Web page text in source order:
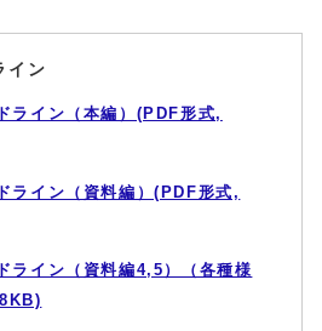
イン
ライン（本編）(PDF形式,
ライン（資料編）(PDF形式,
ライン（資料編4,5）（各種様